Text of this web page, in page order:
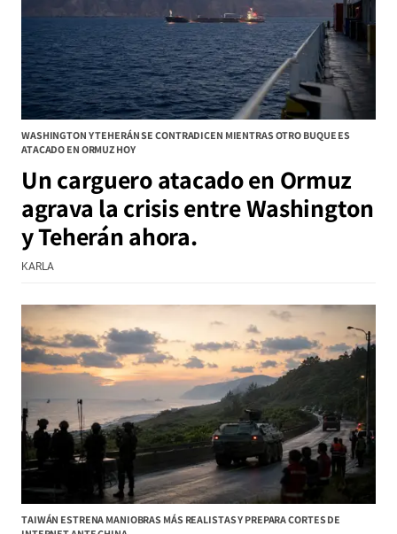
WASHINGTON Y TEHERÁN SE CONTRADICEN MIENTRAS OTRO BUQUE ES
ATACADO EN ORMUZ HOY
Un carguero atacado en Ormuz
agrava la crisis entre Washington
y Teherán ahora.
KARLA
TAIWÁN ESTRENA MANIOBRAS MÁS REALISTAS Y PREPARA CORTES DE